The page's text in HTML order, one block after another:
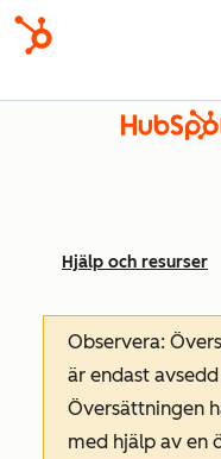
Hjälp och resurser
Observera:
är endast
Översättningen
med hjälp av en